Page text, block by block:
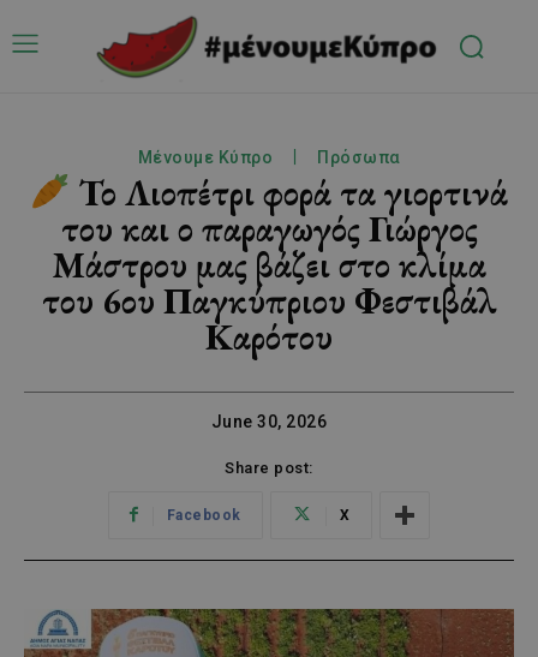
Μένουμε Κύπρο Πρόσωπα
Το Λιοπέτρι φορά τα γιορτινά
του και ο παραγωγός Γιώργος
Μάστρου μας βάζει στο κλίμα
του 6ου Παγκύπριου Φεστιβάλ
Καρότου
June 30, 2026
Share post:
Facebook X